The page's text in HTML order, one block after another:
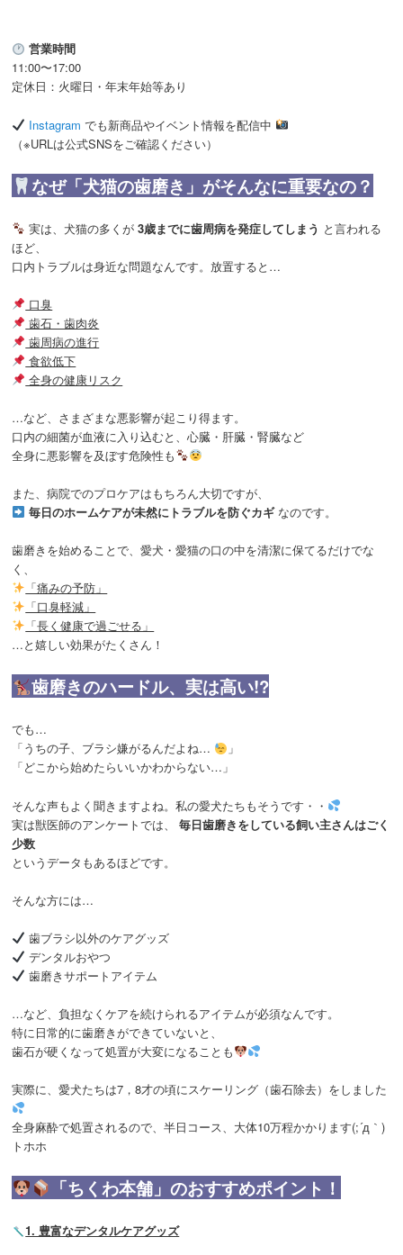
営業時間
11:00〜17:00
定休日：火曜日・年末年始等あり
Instagram でも新商品やイベント情報を配信中
（※URLは公式SNSをご確認ください）
なぜ「犬猫の歯磨き」がそんなに重要なの？
実は、犬猫の多くが3歳までに歯周病を発症してしまう と言われる
ほど、
口内トラブルは身近な問題なんです。放置すると…
口臭
歯石・歯肉炎
歯周病の進行
食欲低下
全身の健康リスク
…など、さまざまな悪影響が起こり得ます。
口内の細菌が血液に入り込むと、心臓・肝臓・腎臓など
全身に悪影響を及ぼす危険性も
また、病院でのプロケアはもちろん大切ですが、
毎日のホームケアが未然にトラブルを防ぐカギなのです。
歯磨きを始めることで、愛犬・愛猫の口の中を清潔に保てるだけでな
く、
「痛みの予防」
「口臭軽減」
「長く健康で過ごせる」
…と嬉しい効果がたくさん！
歯磨きのハードル、実は高い!?
でも…
「うちの子、ブラシ嫌がるんだよね…
」
「どこから始めたらいいかわからない…」
そんな声もよく聞きますよね。私の愛犬たちもそうです・・
実は獣医師のアンケートでは、毎日歯磨きをしている飼い主さんはごく
少数
というデータもあるほどです。
そんな方には…
歯ブラシ以外のケアグッズ
デンタルおやつ
歯磨きサポートアイテム
…など、負担なくケアを続けられるアイテムが必須なんです。
特に日常的に歯磨きができていないと、
歯石が硬くなって処置が大変になることも
実際に、愛犬たちは7，8才の頃にスケーリング（歯石除去）をしました
全身麻酔で処置されるので、半日コース、大体10万程かかります(;´д｀)
トホホ
「ちくわ本舗」のおすすめポイント！
1. 豊富なデンタルケアグッズ